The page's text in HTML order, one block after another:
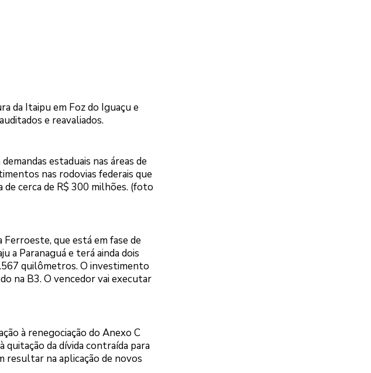
da Itaipu em Foz do Iguaçu e
e reavaliados.
estaduais nas áreas de
nas rodovias federais que
cerca de R$ 300 milhões. (foto
que está em fase de
a Paranaguá e terá ainda dois
quilômetros. O investimento
na B3. O vencedor vai executar
à renegociação do Anexo C
quitação da dívida contraída para
resultar na aplicação de novos